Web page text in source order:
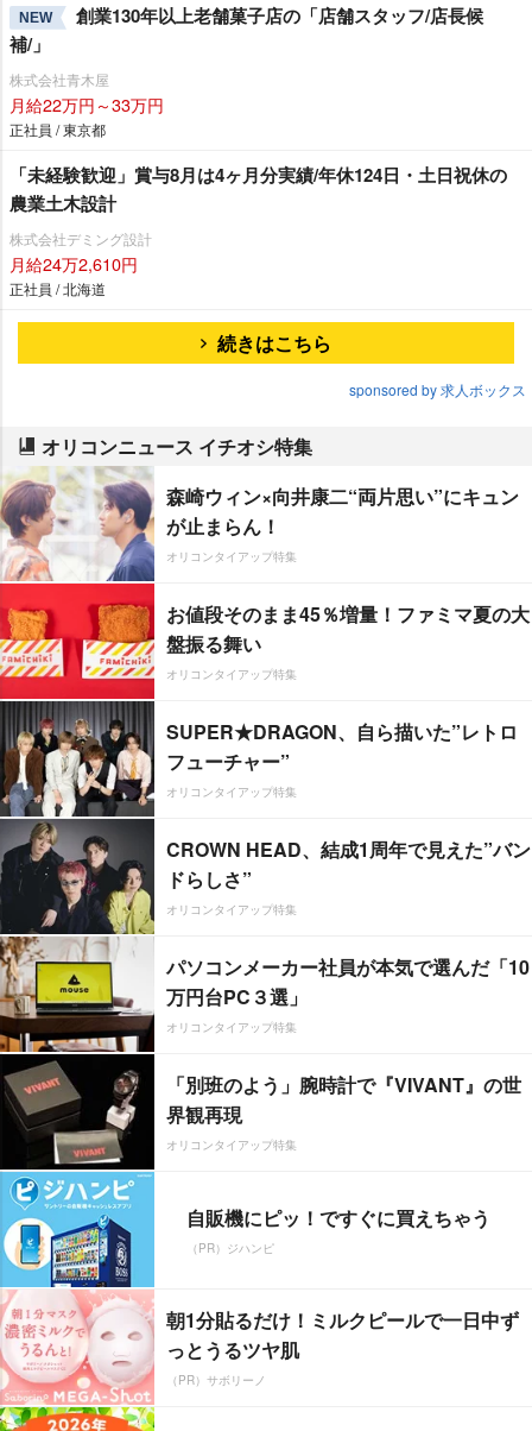
NEW
創業130年以上老舗菓子店の「店舗スタッフ/店長候
補/」
株式会社青木屋
月給22万円～33万円
正社員 / 東京都
「未経験歓迎」賞与8月は4ヶ月分実績/年休124日・土日祝休の
農業土木設計
株式会社デミング設計
月給24万2,610円
正社員 / 北海道
続きはこちら
sponsored by 求人ボックス
オリコンニュース イチオシ特集
森崎ウィン×向井康二“両片思い”にキュン
が止まらん！
オリコンタイアップ特集
お値段そのまま45％増量！ファミマ夏の大
盤振る舞い
オリコンタイアップ特集
SUPER★DRAGON、自ら描いた”レトロ
フューチャー”
オリコンタイアップ特集
CROWN HEAD、結成1周年で見えた”バン
ドらしさ”
オリコンタイアップ特集
パソコンメーカー社員が本気で選んだ「10
万円台PC３選」
オリコンタイアップ特集
「別班のよう」腕時計で『VIVANT』の世
界観再現
オリコンタイアップ特集
自販機にピッ！ですぐに買えちゃう
（PR）ジハンピ
朝1分貼るだけ！ミルクピールで一日中ず
っとうるツヤ肌
（PR）サボリーノ